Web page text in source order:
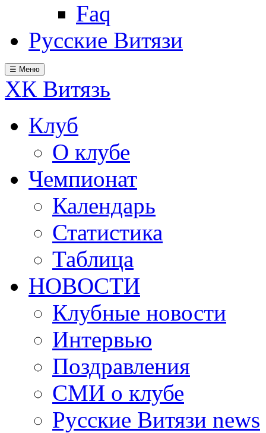
Faq
Русские Витязи
☰ Меню
ХК Витязь
Клуб
О клубе
Чемпионат
Календарь
Статистика
Таблица
НОВОСТИ
Клубные новости
Интервью
Поздравления
СМИ о клубе
Русские Витязи news